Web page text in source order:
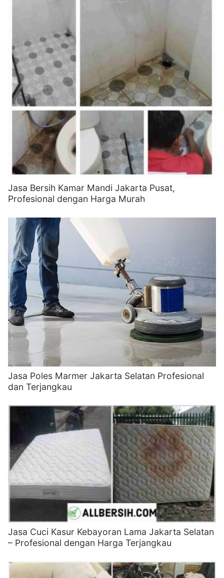
Jasa Bersih Kamar Mandi Jakarta Pusat,
Profesional dengan Harga Murah
Jasa Poles Marmer Jakarta Selatan Profesional
dan Terjangkau
Jasa Cuci Kasur Kebayoran Lama Jakarta Selatan
– Profesional dengan Harga Terjangkau